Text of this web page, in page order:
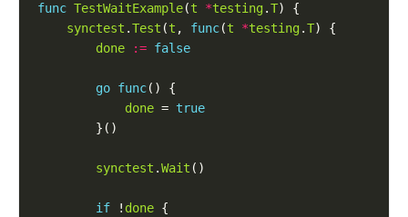
func TestWaitExample(t *testing.T
synctest .Test (t , func(t *testing.T
done
:= false
go func
done = true
synctest .Wait
if ! done